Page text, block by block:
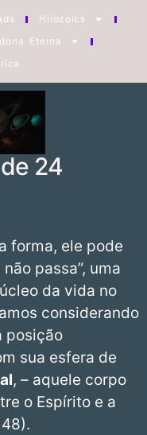
Hilozoics
Eterna
24
forma, ele pode
passa”, uma
da vida no
considerando
posição
sua esfera de
, – aquele corpo
o Espírito e a